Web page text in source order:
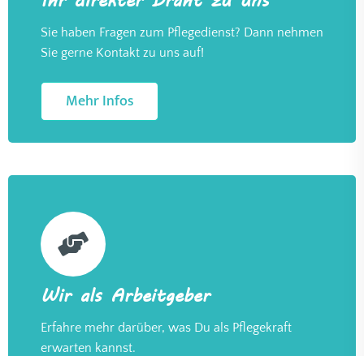
Sie haben Fragen zum Pflegedienst? Dann nehmen
Sie gerne Kontakt zu uns auf!
Mehr Infos
Wir als Arbeitgeber
Erfahre mehr darüber, was Du als Pflegekraft
erwarten kannst.